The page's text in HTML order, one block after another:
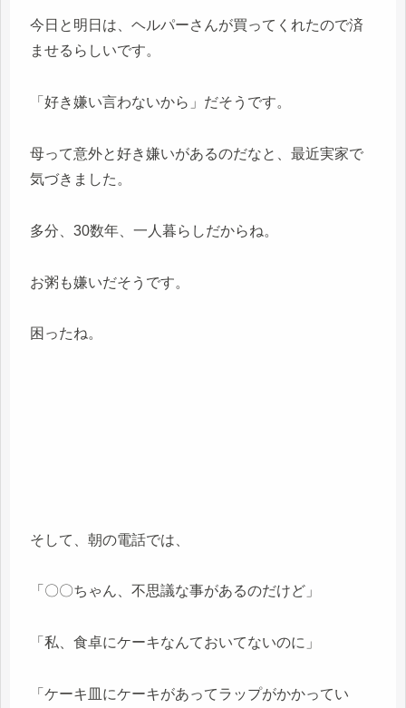
今日と明日は、ヘルパーさんが買ってくれたので済
ませるらしいです。
「好き嫌い言わないから」だそうです。
母って意外と好き嫌いがあるのだなと、最近実家で
気づきました。
多分、30数年、一人暮らしだからね。
お粥も嫌いだそうです。
困ったね。
そして、朝の電話では、
「〇〇ちゃん、不思議な事があるのだけど」
「私、食卓にケーキなんておいてないのに」
「ケーキ皿にケーキがあってラップがかかってい